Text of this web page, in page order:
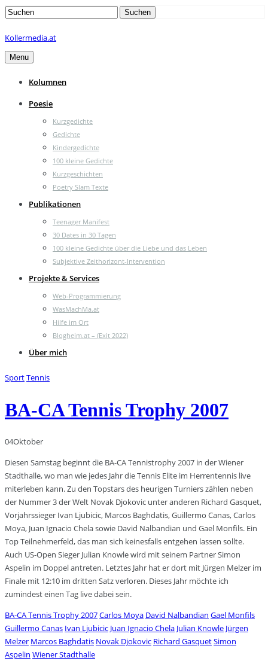
Search
Suchen
Kollermedia.at
Menu
Kolumnen
Poesie
Kurzgedichte
Gedichte
Kindergedichte
100 kleine Gedichte
Kurzgeschichten
Poetry Slam Texte
Publikationen
Teenager Manifest
30 Dates in 30 Tagen
100 kleine Gedichte über die Liebe und das Leben
Subjektive Zeithorizont-Intervention
Projekte & Services
Web-Programmierung
WasMachMa.at
Hilfe im Ort
Blogheim.at – (Exit 2022)
Über mich
SportTennis
BA-CA Tennis Trophy 2007
04Oktober
Diesen Samstag beginnt die BA-CA Tennistrophy 2007 in der Wiener
Stadthalle, wo man wie jedes Jahr die Tennis Elite im Herrentennis live
miterleben kann. Zu den Topstars des heurigen Turniers zählen neben
der Nummer 3 der Welt Novak Djokovic unter anderen Richard Gasquet,
Vorjahrssieger Ivan Ljubicic, Marcos Baghdatis, Guillermo Canas, Carlos
Moya, Juan Ignacio Chela sowie David Nalbandian und Gael Monfils. Ein
Top Teilnehmerfeld, das man sich keinesfalls entgehen lassen sollte.
Auch US-Open Sieger Julian Knowle wird mit seinem Partner Simon
Aspelin im Doppel antreten. Letztes Jahr hat er dort mit Jürgen Melzer im
Finale mit 12:10 im dritten Satz verloren. Dieses Jahr möchte ich
zumindest einen Tag live dabei sein.
BA-CA Tennis Trophy 2007Carlos Moya David Nalbandian Gael Monfils
Guillermo Canas Ivan Ljubicic Juan Ignacio Chela Julian Knowle Jürgen
Melzer Marcos Baghdatis Novak Djokovic Richard GasquetSimon
Aspelin Wiener Stadthalle